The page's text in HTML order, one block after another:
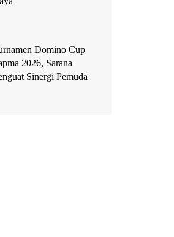
Domino Cup
2026, Sarana
Sinergi Pemuda